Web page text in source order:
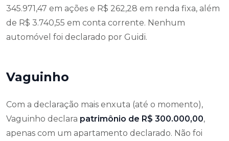
345.971,47 em ações e R$ 262,28 em renda fixa, além
de R$ 3.740,55 em conta corrente. Nenhum
automóvel foi declarado por Guidi.
Vaguinho
Com a declaração mais enxuta (até o momento),
Vaguinho declara patrimônio de R$ 300.000,00,
apenas com um apartamento declarado. Não foi